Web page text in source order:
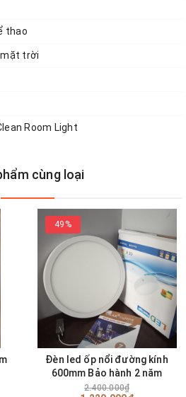
thao
mặt trời
Room Light
cùng loại
49%
Đèn led ốp nổi đường kính
600mm Bảo hành 2 năm
2.400.000₫